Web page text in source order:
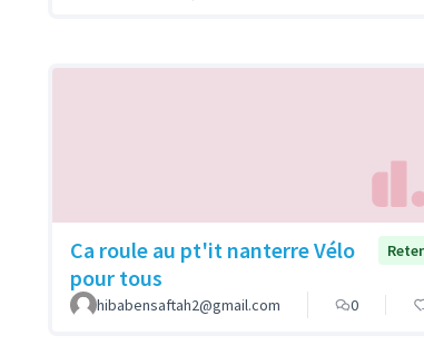
Ca roule au pt'it nanterre Vélo
pour tous
hibabensaftah2@gmail.com 0